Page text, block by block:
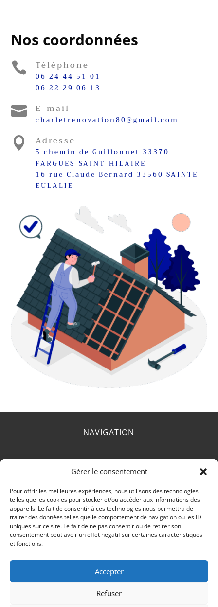
Gérer le consentement
Pour offrir les meilleures expériences, nous utilisons des technologies
telles que les cookies pour stocker et/ou accéder aux informations des
appareils. Le fait de consentir à ces technologies nous permettra de
traiter des données telles que le comportement de navigation ou les ID
uniques sur ce site. Le fait de ne pas consentir ou de retirer son
consentement peut avoir un effet négatif sur certaines caractéristiques
et fonctions.
Accepter
Refuser
Nos coordonnées
 Téléphone
06 24 44 51 01
06 22 29 06 13
 E-mail
charletrenovation80@gmail.com
 Adresse
5 chemin de Guillonnet 33370
FARGUES-SAINT-HILAIRE
16 rue Claude Bernard 33560 SAINTE-
EULALIE
NAVIGATION
Accueil Contact Mentions légales
Secteurs
Plan du site
RÉALISATION